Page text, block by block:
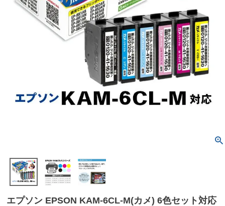
エプソン EPSON KAM-6CL-M(カメ) 6色セット対応